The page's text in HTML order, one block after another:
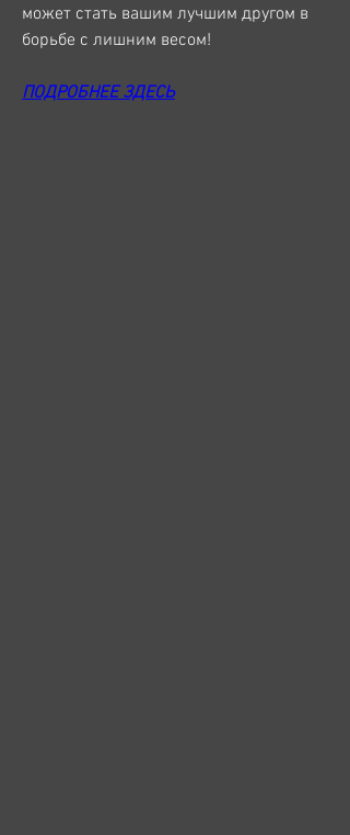
может стать вашим лучшим другом в
борьбе с лишним весом!
ПОДРОБНЕЕ ЗДЕСЬ